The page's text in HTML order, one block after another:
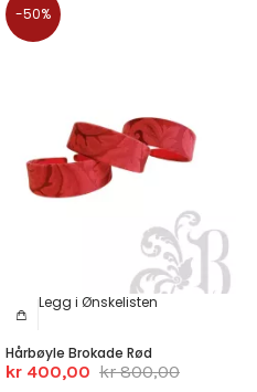
-50%
Legg i Ønskelisten
Hårbøyle Brokade Rød
kr 400,00 kr 800,00